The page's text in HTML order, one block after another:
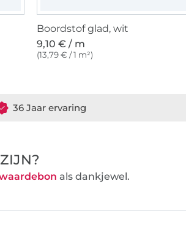
Boordstof glad, wit
9,10 € / m
(13,79 € / 1 m²)
36 Jaar ervaring
als dankjewel.